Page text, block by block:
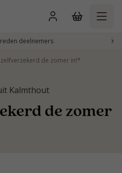
deelnemers ›
zelfverzekerd de zomer in!*
Kalmthout
de zomer